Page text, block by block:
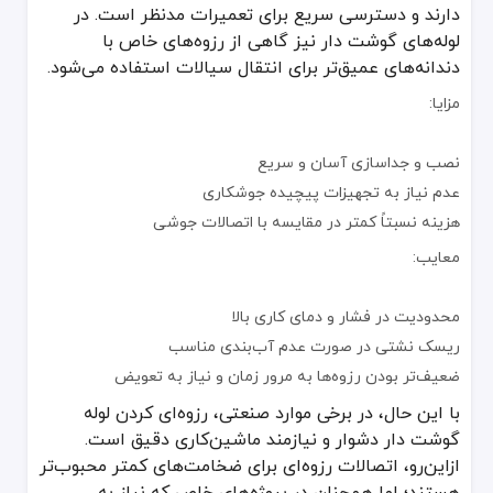
شرایط کاری، اجازه جوشکاری یا رزوه‌کاری را ندهد.
برخی از انواع اتصالات مکانیکی دارای حلقه‌های آب‌بندی داخلی و
اتصالات لحیمی در لوله گوشت دار
مزایا:
ایجاد اتصالی نسبتاً قوی و بدون نیاز به رزوه
وزن سبک‌تر نسبت به فلنج و جوشکاری برای برخی آلیاژها
معایب:
محدودیت دمای کاری؛ لحیم‌کاری سخت در دمای پایین‌تر از جوشکاری
نیازمند مهارت و آلیاژ لحیم مناسب
در برخی فلزات مثل فولادهای ضخیم کاربرد محدودی دارد
با توجه به ماهیت لوله گوشت دار، لحیم‌کاری عمدتاً در سیستم‌هایی
دارند و دسترسی سریع برای تعمیرات مدنظر است. در
لوله‌های گوشت دار نیز گاهی از رزوه‌های خاص با
دندانه‌های عمیق‌تر برای انتقال سیالات استفاده می‌شود.
مزایا:
نصب و جداسازی آسان و سریع
عدم نیاز به تجهیزات پیچیده جوشکاری
هزینه نسبتاً کمتر در مقایسه با اتصالات جوشی
معایب:
محدودیت در فشار و دمای کاری بالا
ریسک نشتی در صورت عدم آب‌بندی مناسب
ضعیف‌تر بودن رزوه‌ها به مرور زمان و نیاز به تعویض
با این حال، در برخی موارد صنعتی، رزوه‌ای کردن لوله
گوشت دار دشوار و نیازمند ماشین‌کاری دقیق است.
ازاین‌رو، اتصالات رزوه‌ای برای ضخامت‌های کمتر محبوب‌تر